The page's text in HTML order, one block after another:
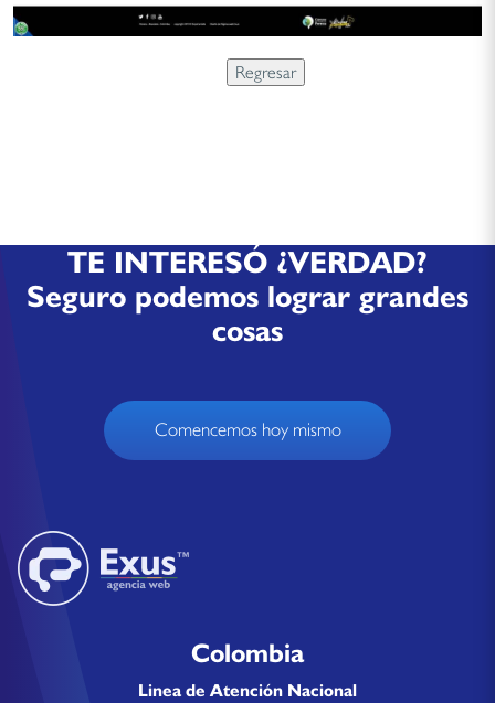
TE INTERESÓ ¿VERDAD?
Seguro podemos lograr grandes
cosas
Comencemos hoy mismo
Colombia
Linea de Atención Nacional